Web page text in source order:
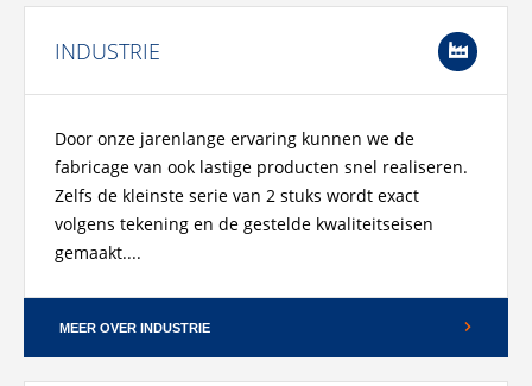
INDUSTRIE
Door onze jarenlange ervaring kunnen we de
fabricage van ook lastige producten snel realiseren.
Zelfs de kleinste serie van 2 stuks wordt exact
volgens tekening en de gestelde kwaliteitseisen
gemaakt....
MEER OVER INDUSTRIE